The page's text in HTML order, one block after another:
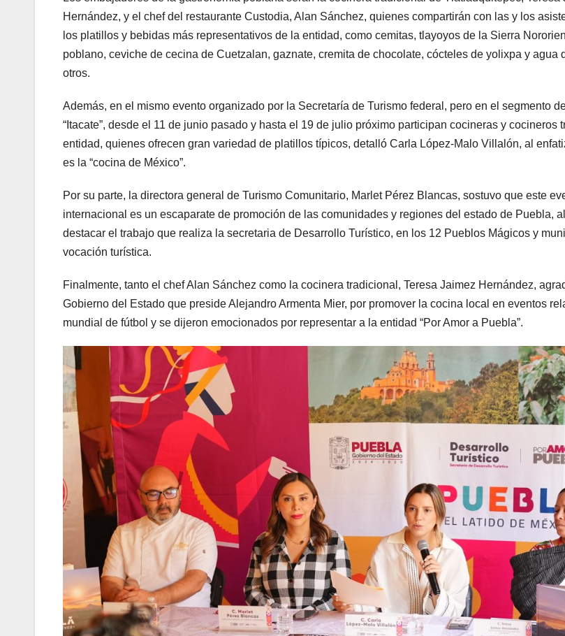
Hernández, y el chef del restaurante Custodia, Alan Sánchez, quienes compartirán con las y los
los platillos y bebidas más representativos de la entidad, como cemitas, tlayoyos de la Sierra
poblano, ceviche de cecina de Cuetzalan, gaznate, cremita de chocolate, cócteles de yolixpa y agua
otros.
Además, en el mismo evento organizado por la Secretaría de Turismo federal, pero en el segmento
“Itacate”, desde el 11 de junio pasado y hasta el 19 de julio próximo participan cocineras y cocineros
entidad, quienes ofrecen gran variedad de platillos típicos, detalló Carla López-Malo Villalón, al
es la “cocina de México”.
Por su parte, la directora general de Turismo Comunitario, Marlet Pérez Blancas, sostuvo que este
internacional es un escaparate de promoción de las comunidades y regiones del estado de Puebla,
destacar el trabajo que realiza la secretaria de Desarrollo Turístico, en los 12 Pueblos Mágicos y
vocación turística.
Finalmente, tanto el chef Alan Sánchez como la cocinera tradicional, Teresa Jaimez Hernández,
Gobierno del Estado que preside Alejandro Armenta Mier, por promover la cocina local en eventos
mundial de fútbol y se dijeron emocionados por representar a la entidad “Por Amor a Puebla”.